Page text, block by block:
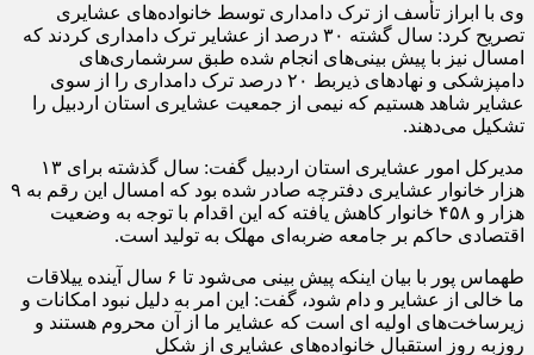
وی با ابراز تأسف از ترک دامداری توسط خانواده‌های عشایری
تصریح کرد: سال گشته ۳۰ درصد از عشایر ترک دامداری کردند که
امسال نیز با پیش بینی‌های انجام شده طبق سرشماری‌های
دامپزشکی و نهادهای ذیربط ۲۰ درصد ترک دامداری را از سوی
عشایر شاهد هستیم که نیمی از جمعیت عشایری استان اردبیل را
تشکیل می‌دهند.
مدیرکل امور عشایری استان اردبیل گفت: سال گذشته برای ۱۳
هزار خانوار عشایری دفترچه صادر شده بود که امسال این رقم به ۹
هزار و ۴۵۸ خانوار کاهش یافته که این اقدام با توجه به وضعیت
اقتصادی حاکم بر جامعه ضربه‌ای مهلک به تولید است.
طهماس پور با بیان اینکه پیش بینی می‌شود تا ۶ سال آینده ییلاقات
ما خالی از عشایر و دام شود، گفت: این امر به دلیل نبود امکانات و
زیرساخت‌های اولیه ای است که عشایر ما از آن محروم هستند و
روزبه روز استقبال خانواده‌های عشایری از شکل